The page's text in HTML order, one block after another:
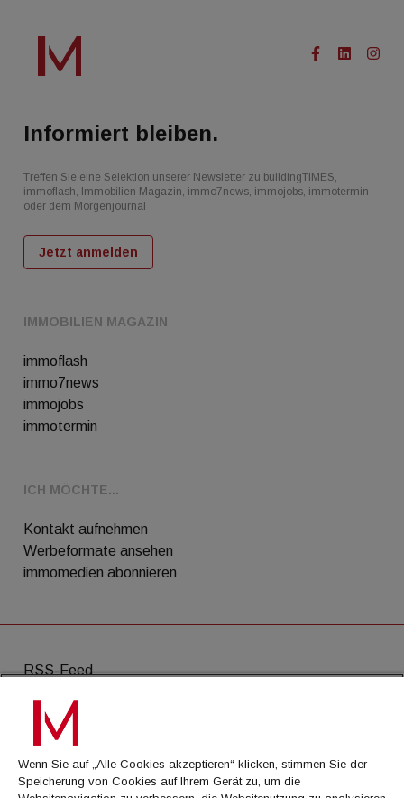
IMMOBILIEN MAGAZIN
immoflash
immo7news
immojobs
immotermin
ICH MÖCHTE...
Kontakt aufnehmen
Werbeformate ansehen
immomedien abonnieren
Informiert bleiben.
Treffen Sie eine Selektion unserer Newsletter zu buildingTIMES,
immoflash, Immobilien Magazin, immo7news, immojobs, immotermin
oder dem Morgenjournal
Jetzt anmelden
RSS-Feed
AGB
Datenschutz
Kontakt
Wenn Sie auf „Alle Cookies akzeptieren“ klicken, stimmen Sie der
Speicherung von Cookies auf Ihrem Gerät zu, um die